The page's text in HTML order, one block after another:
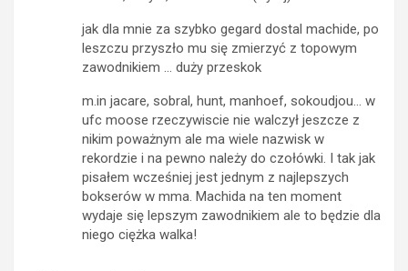
jak dla mnie za szybko gegard dostal machide, po
leszczu przyszło mu się zmierzyć z topowym
zawodnikiem … duży przeskok
m.in jacare, sobral, hunt, manhoef, sokoudjou… w
ufc moose rzeczywiscie nie walczył jeszcze z
nikim poważnym ale ma wiele nazwisk w
rekordzie i na pewno należy do czołówki. I tak jak
pisałem wcześniej jest jednym z najlepszych
bokserów w mma. Machida na ten moment
wydaje się lepszym zawodnikiem ale to będzie dla
niego ciężka walka!